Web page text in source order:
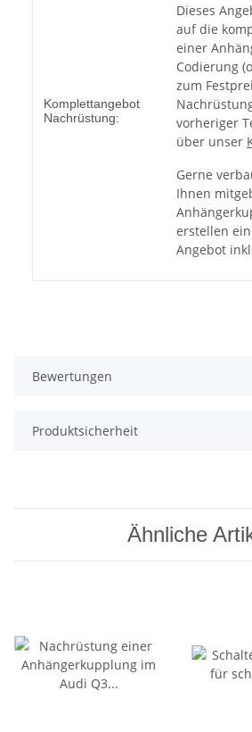
Komplettangebot
Nachrüstung:
Dieses
auf die
einer
Codierung
zum
vorheriger
über unser
Gerne
Ihnen
erstellen
Angebot
Bewertungen
Produktsicherheit
Ähnliche